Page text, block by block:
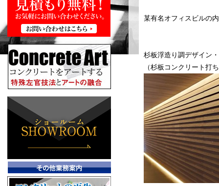
某有名オフィスビルの
杉板浮造り調デザイン
（杉板コンクリート